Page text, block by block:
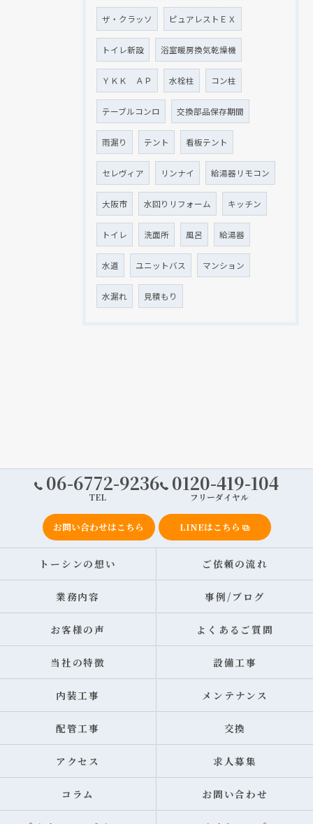
ザ・クラッソ ピュアレストＥＸ
トイレ新設 浴室暖房換気乾燥機
ＹＫＫ ＡＰ 水栓柱 コン柱
テーブルコンロ 交換部品保存期間
雨漏り テント 看板テント
セレヴィア リンナイ 給湯器リモコン
大阪市 水回りリフォーム キッチン
トイレ 洗面所 風呂 給湯器
水道 ユニットバス マンション
水漏れ 見積もり
06-6772-9236
TEL
0120-419-104
フリーダイヤル
お問い合わせはこちら LINEはこちら
トーシンの想い ご依頼の流れ
業務内容 事例/ブログ
お客様の声 よくあるご質問
当社の特徴 設備工事
内装工事 メンテナンス
配管工事 交換
アクセス 求人募集
コラム お問い合わせ